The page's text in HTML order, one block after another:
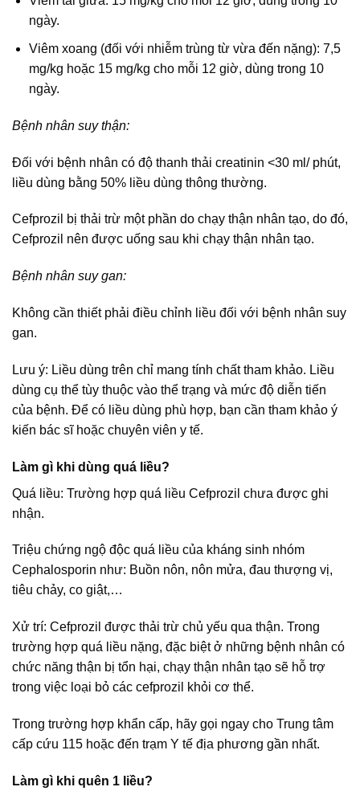
ngày.
Viêm xoang (đối với nhiễm trùng từ vừa đến nặng): 7,5
mg/kg hoặc 15 mg/kg cho mỗi 12 giờ, dùng trong 10
ngày.
Bệnh nhân suy thận:
Đối với bệnh nhân có độ thanh thải creatinin <30 ml/ phút,
liều dùng bằng 50% liều dùng thông thường.
Cefprozil bị thải trừ một phần do chạy thận nhân tạo, do đó,
Cefprozil nên được uống sau khi chạy thận nhân tạo.
Bệnh nhân suy gan:
Không cần thiết phải điều chỉnh liều đối với bệnh nhân suy
gan.
Lưu ý: Liều dùng trên chỉ mang tính chất tham khảo. Liều
dùng cụ thể tùy thuộc vào thể trạng và mức độ diễn tiến
của bệnh. Để có liều dùng phù hợp, bạn cần tham khảo ý
kiến bác sĩ hoặc chuyên viên y tế.
Làm gì khi dùng quá liều?
Quá liều: Trường hợp quá liều Cefprozil chưa được ghi
nhận.
Triệu chứng ngộ độc quá liều của kháng sinh nhóm
Cephalosporin như: Buồn nôn, nôn mửa, đau thượng vị,
tiêu chảy, co giật,…
Xử trí: Cefprozil được thải trừ chủ yếu qua thận. Trong
trường hợp quá liều nặng, đặc biệt ở những bệnh nhân có
chức năng thận bị tổn hại, chạy thận nhân tạo sẽ hỗ trợ
trong việc loại bỏ các cefprozil khỏi cơ thể.
Trong trường hợp khẩn cấp, hãy gọi ngay cho Trung tâm
cấp cứu 115 hoặc đến trạm Y tế địa phương gần nhất.
Làm gì khi quên 1 liều?